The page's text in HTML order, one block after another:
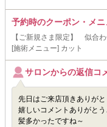
予約時のクーポン・メニ
【ご新規さま限定】 似合
[施術メニュー] カット
サロンからの返信コ
先日はご来店頂きありがと
嬉しいコメントありがと
髪多かったですね～